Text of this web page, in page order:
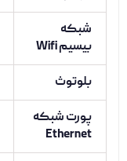
شبکه
بیسیم Wifi
بلوتوث
پورت شبکه
Ethernet